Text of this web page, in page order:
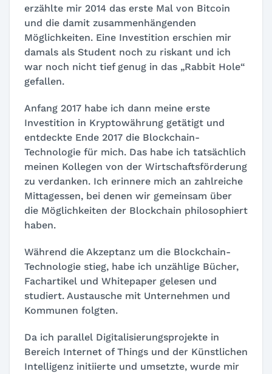
erzählte mir 2014 das erste Mal von Bitcoin
und die damit zusammenhängenden
Möglichkeiten. Eine Investition erschien mir
damals als Student noch zu riskant und ich
war noch nicht tief genug in das „Rabbit Hole“
gefallen.
Anfang 2017 habe ich dann meine erste
Investition in Kryptowährung getätigt und
entdeckte Ende 2017 die Blockchain-
Technologie für mich. Das habe ich tatsächlich
meinen Kollegen von der Wirtschaftsförderung
zu verdanken. Ich erinnere mich an zahlreiche
Mittagessen, bei denen wir gemeinsam über
die Möglichkeiten der Blockchain philosophiert
haben.
Während die Akzeptanz um die Blockchain-
Technologie stieg, habe ich unzählige Bücher,
Fachartikel und Whitepaper gelesen und
studiert. Austausche mit Unternehmen und
Kommunen folgten.
Da ich parallel Digitalisierungsprojekte in
Bereich Internet of Things und der Künstlichen
Intelligenz initiierte und umsetzte, wurde mir